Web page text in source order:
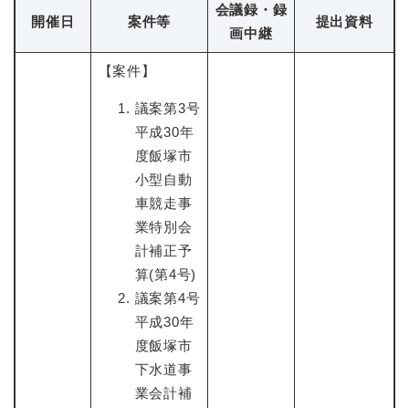
開催日 案件等
会議録・録
画中継
提出資料
【案件】
議案第3号
平成30年
度飯塚市
小型自動
車競走事
業特別会
計補正予
算(第4号)
議案第4号
平成30年
度飯塚市
下水道事
業会計補